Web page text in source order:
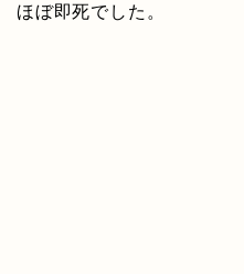
ほぼ即死でした。